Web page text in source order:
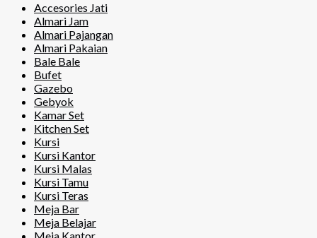
Accesories Jati
Almari Jam
Almari Pajangan
Almari Pakaian
Bale Bale
Bufet
Gazebo
Gebyok
Kamar Set
Kitchen Set
Kursi
Kursi Kantor
Kursi Malas
Kursi Tamu
Kursi Teras
Meja Bar
Meja Belajar